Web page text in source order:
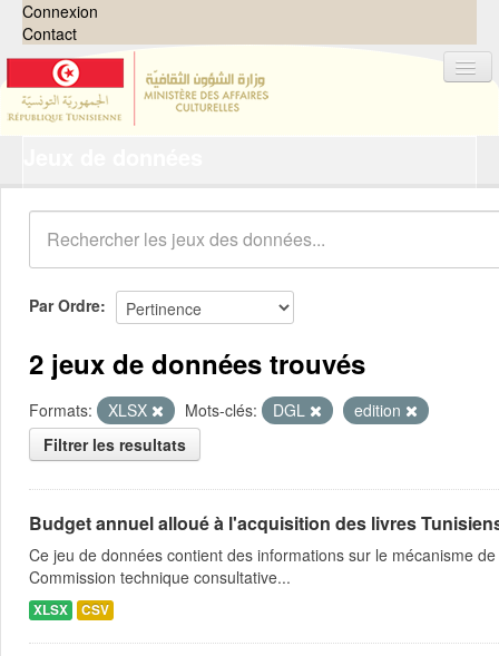
Connexion
Contact
Organisations
Groupes
Demandes 0
À propos
Par Ordre
2 jeux de données trouvés
Formats: XLSX Mots-clés: DGL
edition
Filtrer les resultats
Budget annuel alloué à l'acquisition des livres
Ce jeu de données contient des informations sur le mécanisme
Commission technique consultative...
XLSX CSV